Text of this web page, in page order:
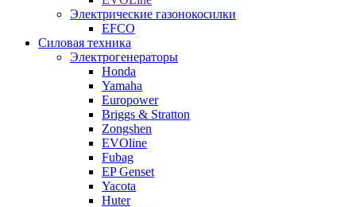
Электрические газонокосилки
EFCO
Силовая техника
Электрогенераторы
Honda
Yamaha
Europower
Briggs & Stratton
Zongshen
EVOline
Fubag
EP Genset
Yacota
Huter